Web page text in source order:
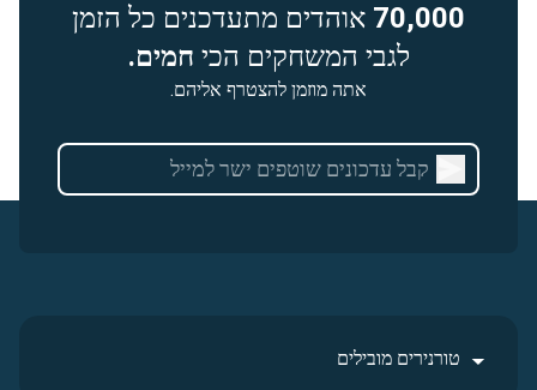
70,000 אוהדים מתעדכנים כל הזמן
לגבי המשחקים הכי חמים.
אתה מוזמן להצטרף אליהם.
טורנירים מובילים